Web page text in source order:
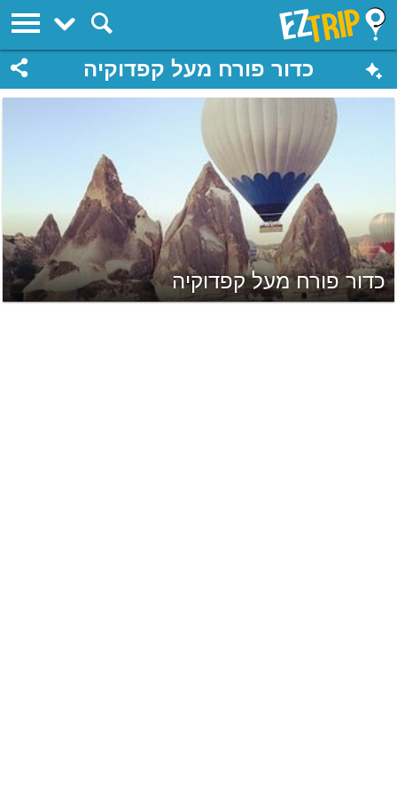
EZTrip
כדור פורח מעל קפדוקיה
כדור פורח מעל קפדוקיה